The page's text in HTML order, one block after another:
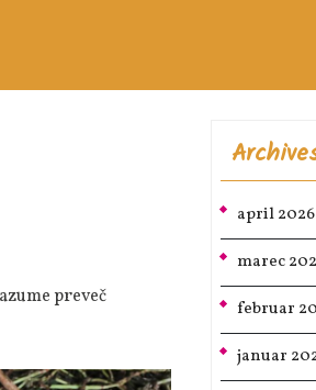
april 2026
marec
februar
januar